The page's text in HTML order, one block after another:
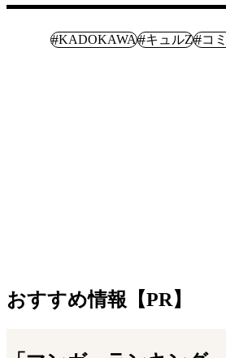
#KADOKAWA#キュルZ#コ
おすすめ情報【PR】